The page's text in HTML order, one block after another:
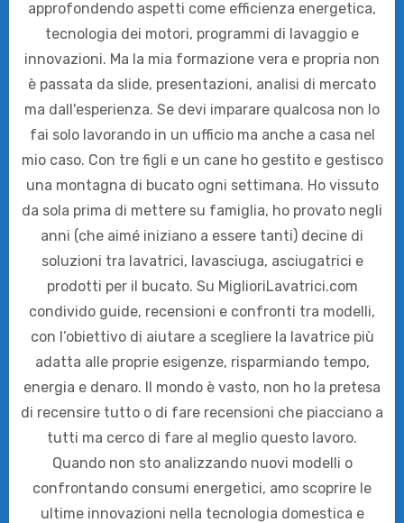
approfondendo aspetti come efficienza energetica,
tecnologia dei motori, programmi di lavaggio e
innovazioni. Ma la mia formazione vera e propria non
è passata da slide, presentazioni, analisi di mercato
ma dall'esperienza. Se devi imparare qualcosa non lo
fai solo lavorando in un ufficio ma anche a casa nel
mio caso. Con tre figli e un cane ho gestito e gestisco
una montagna di bucato ogni settimana. Ho vissuto
da sola prima di mettere su famiglia, ho provato negli
anni (che aimé iniziano a essere tanti) decine di
soluzioni tra lavatrici, lavasciuga, asciugatrici e
prodotti per il bucato. Su MiglioriLavatrici.com
condivido guide, recensioni e confronti tra modelli,
con l’obiettivo di aiutare a scegliere la lavatrice più
adatta alle proprie esigenze, risparmiando tempo,
energia e denaro. Il mondo è vasto, non ho la pretesa
di recensire tutto o di fare recensioni che piacciano a
tutti ma cerco di fare al meglio questo lavoro.
Quando non sto analizzando nuovi modelli o
confrontando consumi energetici, amo scoprire le
ultime innovazioni nella tecnologia domestica e